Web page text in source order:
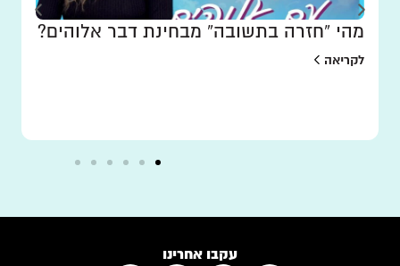
מהי “חזרה בתשובה” מבחינת דבר אלוהים?
לקריאה
עקבו אחרינו